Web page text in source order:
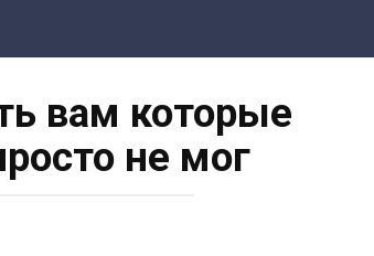
вам которые
не мог